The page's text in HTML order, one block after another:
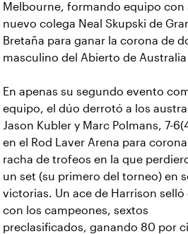
Melbourne, formando equipo con
nuevo colega Neal Skupski de
Bretaña para ganar la corona de
masculino del Abierto de
En apenas su segundo evento
equipo, el dúo derrotó a los
Jason Kubler y Marc Polmans, 7-
en el Rod Laver Arena para
racha de trofeos en la que
un set (su primero del torneo) en
victorias. Un ace de Harrison
con los campeones, sextos
preclasificados, ganando 80 por